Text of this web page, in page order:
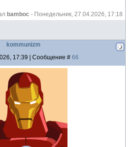
bamboc - Понедельник, 27.04.2026, 17:18
kommunizm
17:39 | Сообщение # 66